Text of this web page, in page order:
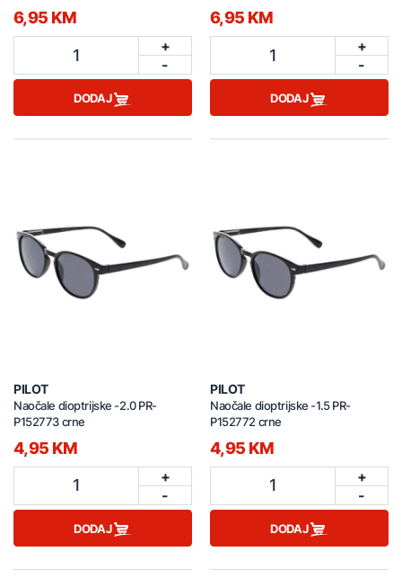
6,95 KM
1
+
-
DODAJ
6,95 KM
1
+
-
DODAJ
PILOT
Naočale dioptrijske -2.0 PR-
P152773 crne
4,95 KM
1
+
-
DODAJ
PILOT
Naočale dioptrijske -1.5 PR-
P152772 crne
4,95 KM
1
+
-
DODAJ